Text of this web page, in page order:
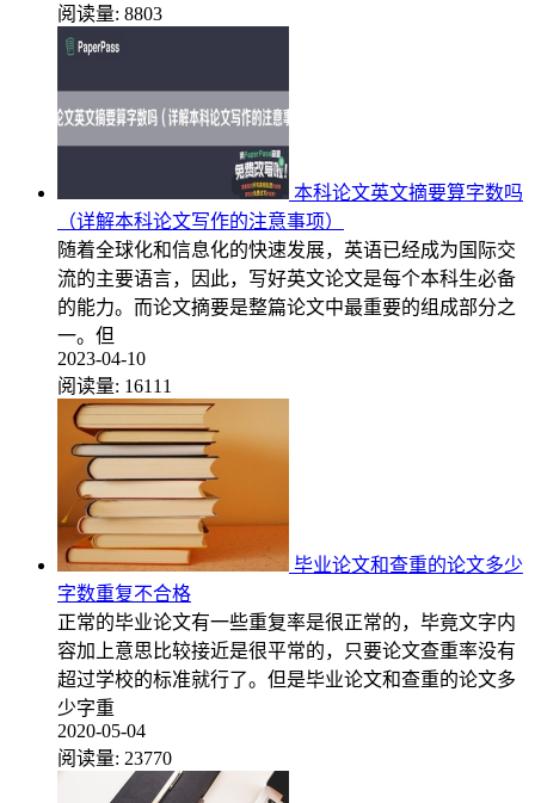
阅读量: 8803
本科论文英文摘要算字数吗
（详解本科论文写作的注意事项）
随着全球化和信息化的快速发展，英语已经成为国际交
流的主要语言，因此，写好英文论文是每个本科生必备
的能力。而论文摘要是整篇论文中最重要的组成部分之
一。但
2023-04-10
阅读量: 16111
毕业论文和查重的论文多少
字数重复不合格
正常的毕业论文有一些重复率是很正常的，毕竟文字内
容加上意思比较接近是很平常的，只要论文查重率没有
超过学校的标准就行了。但是毕业论文和查重的论文多
少字重
2020-05-04
阅读量: 23770